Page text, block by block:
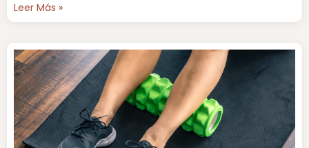
Leer Más »